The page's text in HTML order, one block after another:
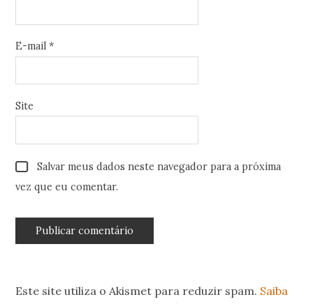
E-mail*
Site
Salvar meus dados neste navegador para a próxima
vez que eu comentar.
Este site utiliza o Akismet para reduzir spam. Saiba